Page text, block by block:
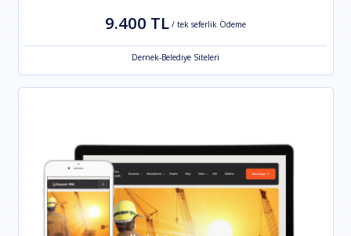
9.400 TL / tek seferlik Ödeme
Dernek-Belediye Siteleri